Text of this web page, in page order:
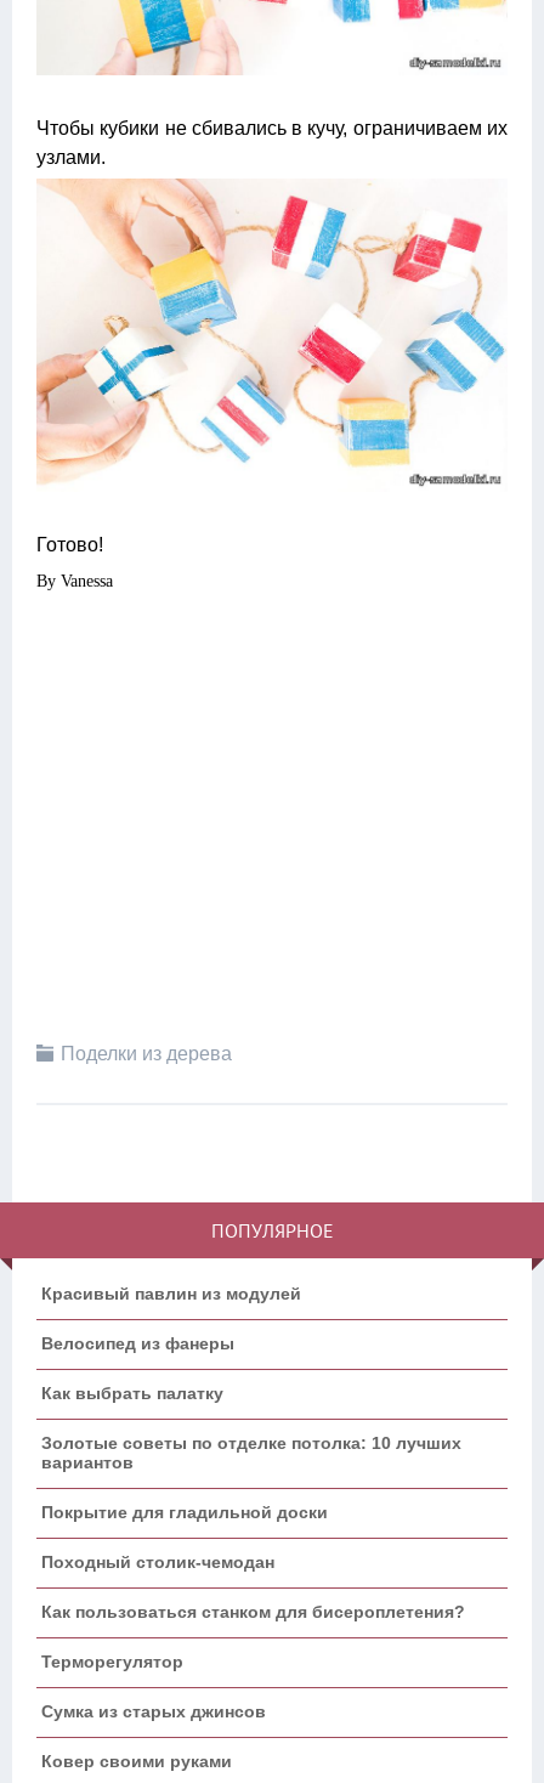
Чтобы кубики не сбивались в кучу, ограничиваем их
узлами.
Готово!
By Vanessa
Поделки из дерева
ПОПУЛЯРНОЕ
Красивый павлин из модулей
Велосипед из фанеры
Как выбрать палатку
Золотые советы по отделке потолка: 10 лучших
вариантов
Покрытие для гладильной доски
Походный столик-чемодан
Как пользоваться станком для бисероплетения?
Терморегулятор
Сумка из старых джинсов
Ковер своими руками